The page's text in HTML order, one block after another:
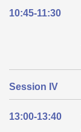
10:45-11:30
Session IV
13:00-13:40